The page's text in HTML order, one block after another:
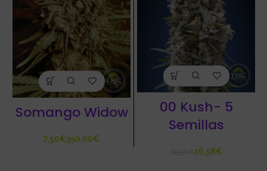
Somango Widow
€ €
00 Kush- 5
Semillas
16,58€